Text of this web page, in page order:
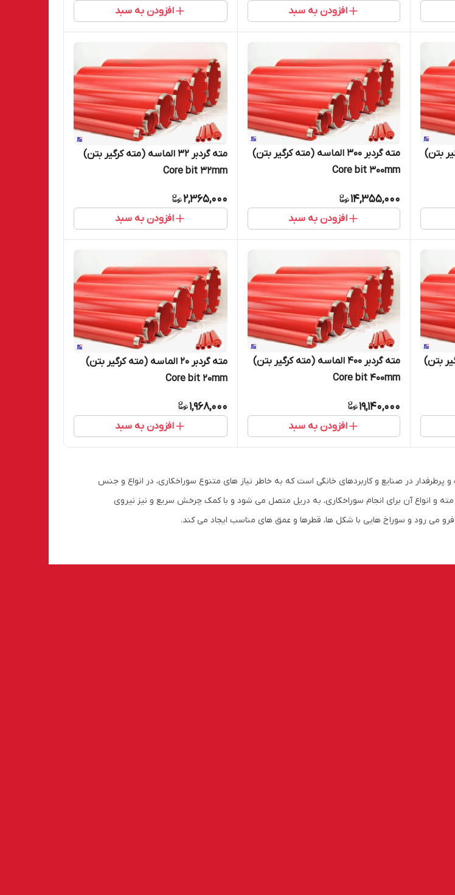
افزودن به سبد افزودن به سبد
کرگیر بتن)
مته گردبر 300 الماسه (مته کرگیر بتن)
Core bit 300mm
14,355,000
افزودن به سبد
مته گردبر 32 الماسه (مته کرگیر بتن)
Core bit 32mm
2,365,000
افزودن به سبد
کرگیر بتن)
مته گردبر 400 الماسه (مته کرگیر بتن)
Core bit 400mm
19,140,000
افزودن به سبد
مته گردبر 20 الماسه (مته کرگیر بتن)
Core bit 20mm
1,968,000
افزودن به سبد
پرطرفدار در صنایع و کاربردهای خانگی است که به خاطر نیاز های متنوع سوراخکاری، در انواع و جنس
و انواع آن برای انجام سوراخکاری، به دریل متصل می شود و با کمک چرخش سریع و نیز نیروی
فرو می رود و سوراخ هایی با شکل ها، قطرها و عمق های مناسب ایجاد می کند.